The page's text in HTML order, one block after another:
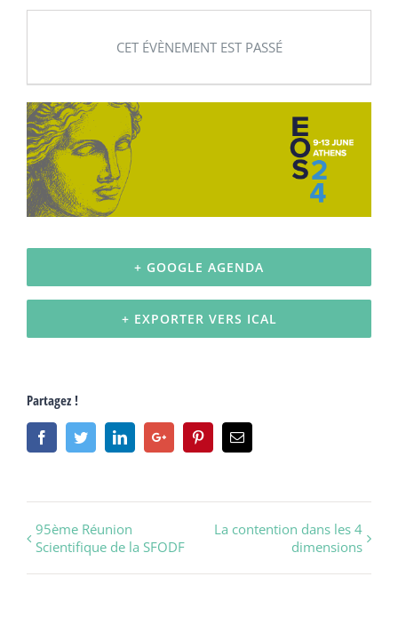
CET ÉVÈNEMENT EST PASSÉ
+ GOOGLE AGENDA
+ EXPORTER VERS ICAL
Partagez !
FacebookTwitterLinkedinGoogle+ PinterestEmail
Navigation
évènement
95ème Réunion
Scientifique de la SFODF
La contention dans les 4
dimensions